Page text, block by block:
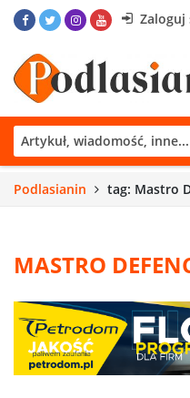
Zaloguj
Podlasianin tag: Mastro
MASTRO